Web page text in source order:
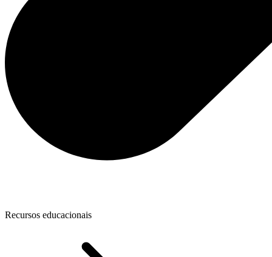
Recursos educacionais